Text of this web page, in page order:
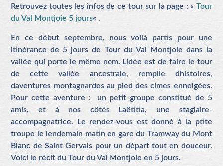
Retrouvez toutes les infos de ce tour sur la page : « Tour
du Val Montjoie 5 jours« .
En ce début septembre, nous voilà partis pour une
itinérance de 5 jours de Tour du Val Montjoie dans la
vallée qui porte le même nom. Lidée est de faire le tour
de cette vallée ancestrale, remplie dhistoires,
daventures montagnardes au pied des cimes enneigées.
Pour cette aventure : un petit groupe constitué de 5
amis, et à nos côtés Laëtitia, une stagiaire-
accompagnatrice. Le rendez-vous est donné à la ptite
troupe le lendemain matin en gare du Tramway du Mont
Blanc de Saint Gervais pour un départ tout en douceur.
Voici le récit du Tour du Val Montjoie en 5 jours.